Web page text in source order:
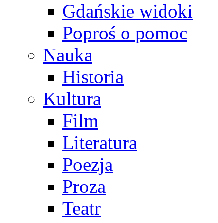
Gdańskie widoki
Poproś o pomoc
Nauka
Historia
Kultura
Film
Literatura
Poezja
Proza
Teatr